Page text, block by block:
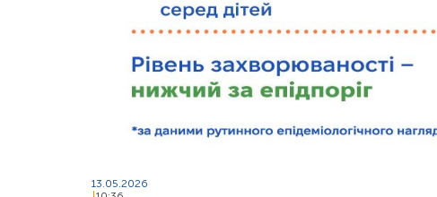
13.05.2026